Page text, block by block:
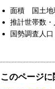
面積 国土地
推計世帯数
国勢調査人
このページ